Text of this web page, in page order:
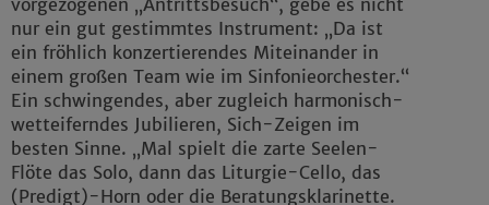
nur ein gut gestimmtes Instrument: „Da ist
ein fröhlich konzertierendes Miteinander in
einem großen Team wie im Sinfonieorchester.“
Ein schwingendes, aber zugleich harmonisch-
wetteiferndes Jubilieren, Sich-Zeigen im
besten Sinne. „Mal spielt die zarte Seelen-
Flöte das Solo, dann das Liturgie-Cello, das
(Predigt)-Horn oder die Beratungsklarinette.